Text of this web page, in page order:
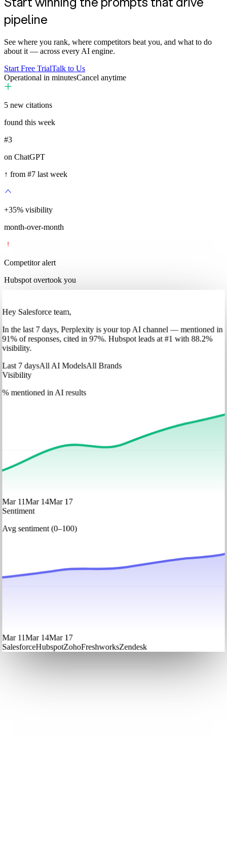
pipeline
See where you rank, where competitors beat you, and what to do
about it — across every AI engine.
Start Free TrialTalk to Us
Operational in minutesCancel anytime
5 new citations
found this week
#3
on ChatGPT
↑ from #7 last week
+35% visibility
month-over-month
Competitor alert
Hubspot overtook you
Hey Salesforce team,
Inthe last 7 days, Perplexityis your top AI channel — mentioned in
91% of responses, cited in 97%. Hubspotleads at #1 with 88.2%
visibility.
Last 7 daysAll AI ModelsAll Brands
Visibility
% mentioned in AI results
Mar 11Mar 14Mar 17
Sentiment
Avg sentiment (0–100)
Mar 11Mar 14Mar 17
SalesforceHubspotZohoFreshworksZendesk